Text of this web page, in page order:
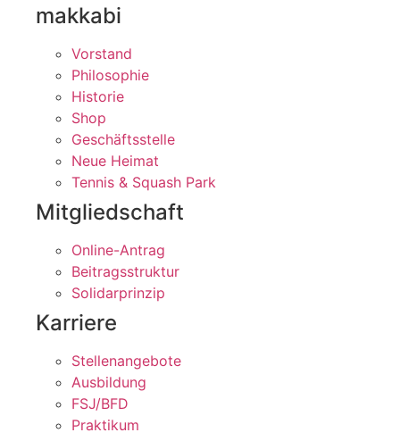
makkabi
Vorstand
Philosophie
Historie
Shop
Geschäftsstelle
Neue Heimat
Tennis & Squash Park
Mitgliedschaft
Online-Antrag
Beitragsstruktur
Solidarprinzip
Karriere
Stellenangebote
Ausbildung
FSJ/BFD
Praktikum